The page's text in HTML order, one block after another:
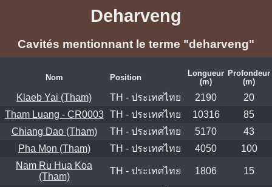
Deharveng
Cavités mentionnant le terme "deharveng"
Nom Position
Longueur
(m)
Profondeur
(m)
Klaeb Yai (Tham) TH - ประเทศไทย 2190
20
Tham Luang - CR0003
TH - ประเทศไทย 10316
85
Chiang Dao (Tham)
TH - ประเทศไทย 5170
43
Pha Mon (Tham)
TH - ประเทศไทย 4050
100
Nam Ru Hua Koa
(Tham)
TH - ประเทศไทย 1806 15